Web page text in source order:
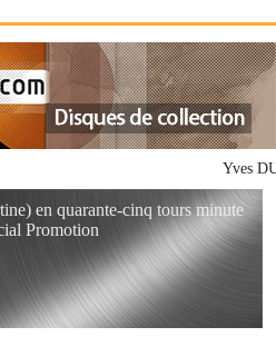
Yves
en quarante-cinq tours minute
Promotion